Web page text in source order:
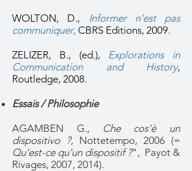
WOLTON, D., Informer n'est pas
communiquer, CBRS Editions, 2009.
ZELIZER, B., (ed.), Explorations in
Communication and History,
Routledge, 2008.
Essais / Philosophie
AGAMBEN G.,
Che cos'è un
dispositivo ?, Nottetempo, 2006 (=
Qu'est-ce qu'un dispositif ?", Payot &
Rivages, 2007, 2014).